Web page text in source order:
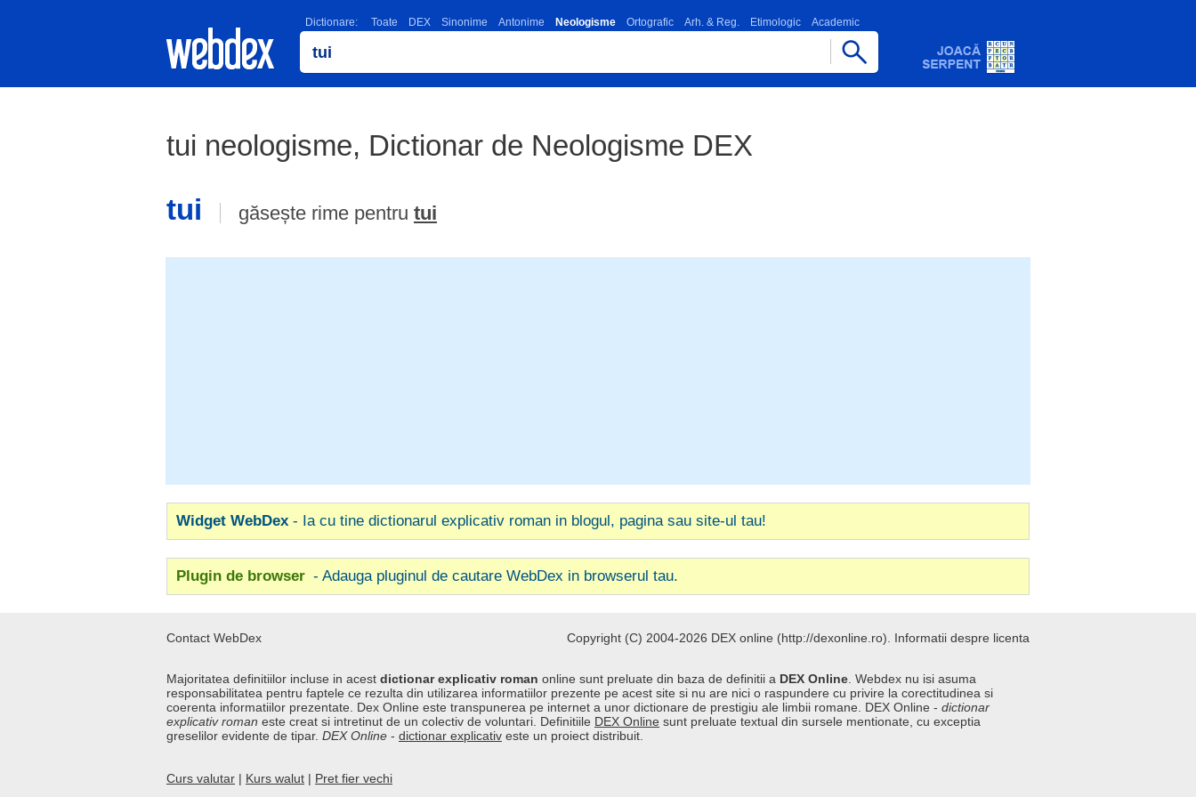
Dictionare: Toate DEX Sinonime Antonime Neologisme Ortografic Arh. & Reg. Etimologic Academic
tui neologisme, Dictionar de Neologisme DEX
tui
găsește rime pentru tui
Widget WebDex - Ia cu tine dictionarul explicativ roman in blogul, pagina sau site-ul tau!
Plugin de browser - Adauga pluginul de cautare WebDex in browserul tau.
Contact WebDex Copyright (C) 2004-2026 DEX online (http://dexonline.ro). Informatii despre licenta
Majoritatea definitiilor incluse in acest dictionar explicativ roman online sunt preluate din baza de definitii a DEX Online . Webdex nu isi asuma
responsabilitatea pentru faptele ce rezulta din utilizarea informatiilor prezente pe acest site si nu are nici o raspundere cu privire la corectitudinea si
coerenta informatiilor prezentate. Dex Online este transpunerea pe internet a unor dictionare de prestigiu ale limbii romane. DEX Online - dictionar
explicativ roman este creat si intretinut de un colectiv de voluntari. Definitiile DEX Online sunt preluate textual din sursele mentionate, cu exceptia
greselilor evidente de tipar. DEX Online - dictionar explicativ este un proiect distribuit.
Curs valutar | Kurs walut | Pret fier vechi